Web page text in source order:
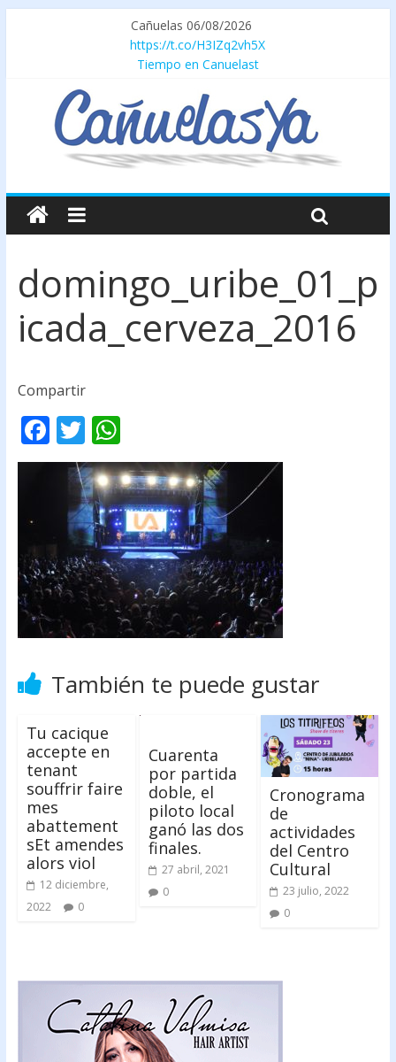
Cañuelas 06/08/2026
https://t.co/H3IZq2vh5X
Tiempo en Canuelast
domingo_uribe_01_p
icada_cerveza_2016
Compartir
F
ac
o
o
k
T
w
itt
er
W
h
at
s
A
p
p
También te puede gustar
Tu cacique
accepte en
tenant
souffrir faire
mes
abattement
sEt amendes
alors viol
12 diciembre,
2022
0
Cuarenta
por partida
doble, el
piloto local
ganó las dos
finales.
27 abril, 2021
0
Cronograma
de
actividades
del Centro
Cultural
23 julio, 2022
0